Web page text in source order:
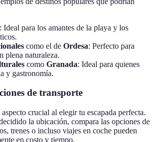
: Ideal para los amantes de la playa y los
como el de Ordesa: Perfecto para
plena naturaleza.
como Granada: Ideal para quienes
y gastronomía.
de transporte
crucial al elegir tu escapada perfecta.
la ubicación, compara las opciones de
trenes o incluso viajes en coche pueden
en costo y tiempo.